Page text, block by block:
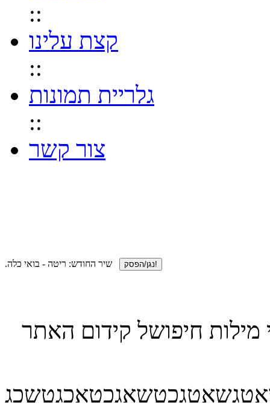
::
קצת עלינו
::
גלריית תמונות
::
צור קשר
.שיר החודש: ריטה - בואי כלה
מילות חיפושל קידום האתר